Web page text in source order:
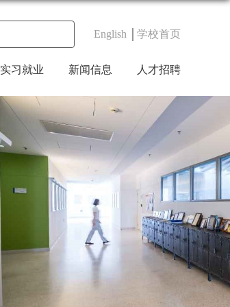
English 学校首页
实习就业 新闻信息 人才招聘